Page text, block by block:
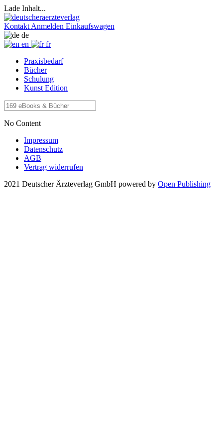
Lade Inhalt...
Kontakt Anmelden Einkaufswagen
de
en
fr
Praxisbedarf
Bücher
Schulung
Kunst Edition
No Content
Impressum
Datenschutz
AGB
Vertrag widerrufen
2021 Deutscher Ärzteverlag GmbH powered by Open Publishing